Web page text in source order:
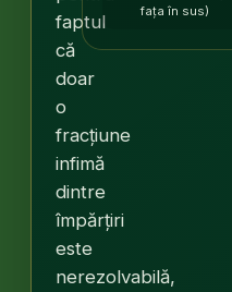
faptul
că
doar
o
fracțiune
infimă
dintre
împărțiri
este
nerezolvabilă,
fața în sus)